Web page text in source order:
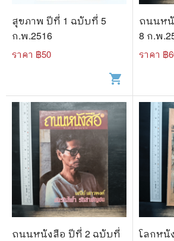
สุขภาพ ปีที่ 1 ฉบับที่ 5
ก.พ.2516
ราคา ฿50
shopping_cart
ถนนห
8 ก.พ
ราคา ฿
ถนนหนังสือ ปีที่ 2 ฉบับที่
โลกหนั